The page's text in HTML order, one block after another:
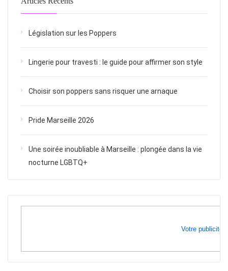
Législation sur les Poppers
Lingerie pour travesti : le guide pour affirmer son style
Choisir son poppers sans risquer une arnaque
Pride Marseille 2026
Une soirée inoubliable à Marseille : plongée dans la vie
nocturne LGBTQ+
Votre publicité